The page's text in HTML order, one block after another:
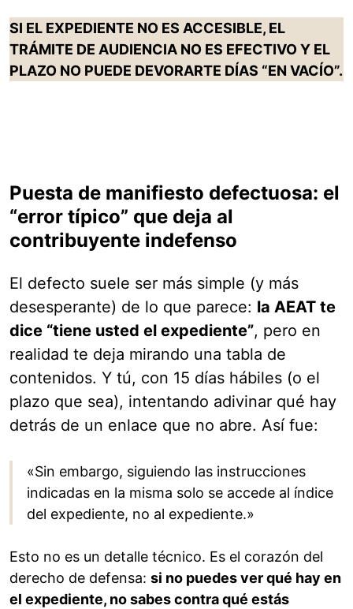
SI EL EXPEDIENTE NO ES ACCESIBLE, EL
TRÁMITE DE AUDIENCIA NO ES EFECTIVO Y EL
PLAZO NO PUEDE DEVORARTE DÍAS “EN VACÍO”.
Puesta de manifiesto defectuosa: el
“error típico” que deja al
contribuyente indefenso
El defecto suele ser más simple (y más
desesperante) de lo que parece: la AEAT te
dice “tiene usted el expediente”, pero en
realidad te deja mirando una tabla de
contenidos. Y tú, con 15 días hábiles (o el
plazo que sea), intentando adivinar qué hay
detrás de un enlace que no abre. Así fue:
«Sin embargo, siguiendo las instrucciones
indicadas en la misma solo se accede al índice
del expediente, no al expediente.»
Esto no es un detalle técnico. Es el corazón del
derecho de defensa: si no puedes ver qué hay en
el expediente, no sabes contra qué estás